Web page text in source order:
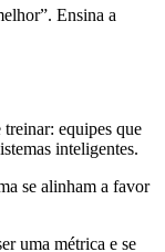
Ensina a
equipes que
inteligentes.
se alinham a favor
uma métrica e se